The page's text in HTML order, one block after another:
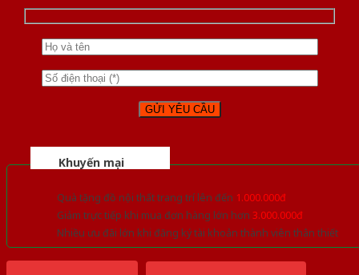
Khuyến mại
Quà tặng đồ nội thất trang trí lên đến 1.000.000đ
Giảm trực tiếp khi mua đơn hàng lớn hơn 3.000.000đ
Nhiều ưu đãi lớn khi đăng ký tài khoản thành viên thân thiết